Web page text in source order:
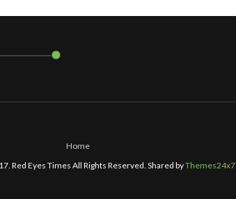
Home
Red Eyes Times All Rights Reserved. Shared byThemes24x7